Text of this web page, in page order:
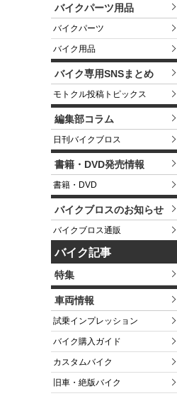
バイクパーツ用品
バイクパーツ
バイク用品
バイク専用SNSまとめ
モトクル投稿トピックス
編集部コラム
日刊バイクブロス
書籍・DVD発売情報
書籍・DVD
バイクブロスのお知らせ
バイクブロス通販
バイク記事
特集
車両情報
試乗インプレッション
バイク購入ガイド
カスタムバイク
旧車・絶版バイク